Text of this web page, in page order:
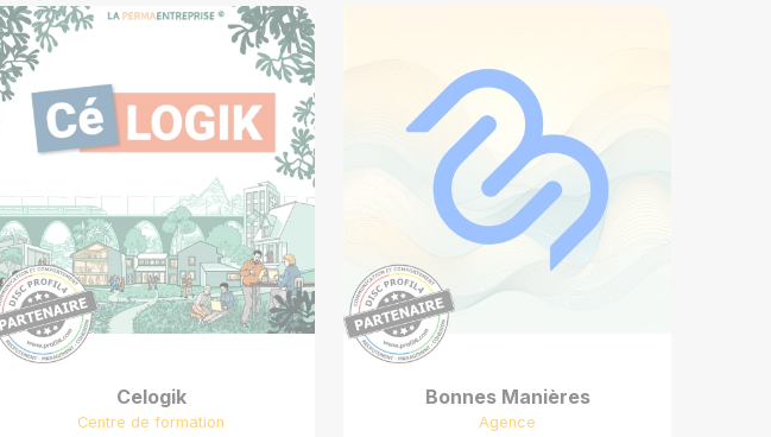
Celogik
Centre de formation
Bonnes Manières
Agence